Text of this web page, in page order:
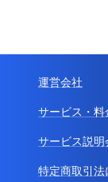
運営会社
サービス・料
サービス説明
特定商取引